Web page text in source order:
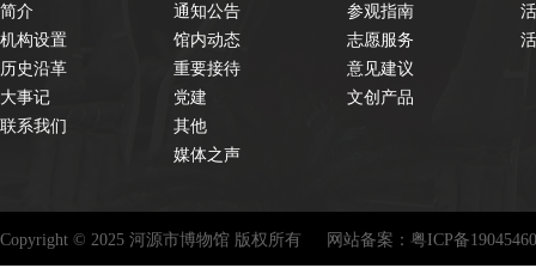
简介
机构设置
历史沿革
大事记
联系我们
通知公告
馆内动态
重要接待
党建
其他
媒体之声
参观指南
志愿服务
意见建议
文创产品
Copyright © 2025 河源市博物馆 版权所有 网站备案： 粤ICP备